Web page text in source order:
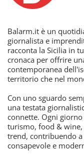
Balarm.it è un
giornalista e
racconta la Sicilia in
cronaca per offrire
contemporanea
territorio che nel
Con uno sguardo
una testata
connette. Ogni
turismo, food &
trend, contribuendo
consapevole e